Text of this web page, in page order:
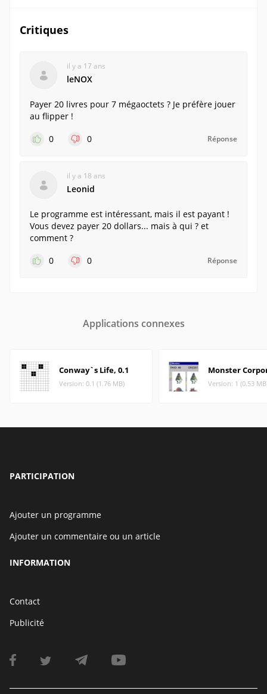
Critiques
il y a 17 ans
leNOX
Payer 20 livres pour 7 mégaoctets ? Je préfère jouer
au flipper !
0
0 Réponse
il y a 18 ans
Leonid
Le programme est intéressant, mais il est payant !
Vous devez payer 20 dollars... mais à qui ? et
comment ?
0
0 Réponse
Applications connexes
Conway`s Life, 0.1
Version: 0.1 (1.76 MB)
Monster
Version: 1 (0.53
PARTICIPATION
Ajouter un programme
Ajouter un commentaire ou un article
INFORMATION
Contact
Publicité